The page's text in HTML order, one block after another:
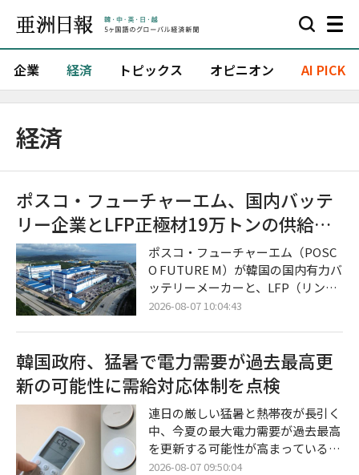
企業 経済 トピックス オピニオン AI PICK
経済
ポスコ・フューチャーエム、国内バッテ
リー企業とLFP正極材19万トンの供給契
約を締結
ポスコ・フューチャーエム（POSC
O FUTURE M）が韓国の国内有力バ
ッテリーメーカーと、LFP（リン酸
鉄リチウム）用正極材の大規模な長
合意は、北米におけるエネルギー貯
蔵システム（ESS）の爆発的な需要
に先手を打って対応するために締結
されたものである。ポスコ・フュー
チャーエムは来年から2032年までの
6年間、19万トン以上のLFP用正極
材を同バッテリー企業に供給する予
2026-08-07 10:04:43
韓国政府、猛暑で電力需要が過去最高更
新の可能性に需給対応体制を点検
連日の厳しい猛暑と熱帯夜が長引く
中、今夏の最大電力需要が過去最高
を更新する可能性が高まっている。
韓国政府は、夏季休暇の消化後に産
2026-08-07 09:50:04